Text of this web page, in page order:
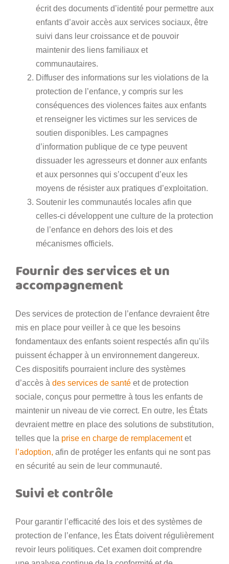
écrit des documents d’identité pour permettre aux
enfants d’avoir accès aux services sociaux, être
suivi dans leur croissance et de pouvoir
maintenir des liens familiaux et
communautaires.
Diffuser des informations sur les violations de la
protection de l’enfance, y compris sur les
conséquences des violences faites aux enfants
et renseigner les victimes sur les services de
soutien disponibles. Les campagnes
d’information publique de ce type peuvent
dissuader les agresseurs et donner aux enfants
et aux personnes qui s’occupent d’eux les
moyens de résister aux pratiques d’exploitation.
Soutenir les communautés locales afin que
celles-ci développent une culture de la protection
de l’enfance en dehors des lois et des
mécanismes officiels.
Fournir des services et un
accompagnement
Des services de protection de l’enfance devraient être
mis en place pour veiller à ce que les besoins
fondamentaux des enfants soient respectés afin qu’ils
puissent échapper à un environnement dangereux.
Ces dispositifs pourraient inclure des systèmes
d’accès à des services de santé et de protection
sociale, conçus pour permettre à tous les enfants de
maintenir un niveau de vie correct. En outre, les États
devraient mettre en place des solutions de substitution,
telles que la prise en charge de remplacementet
l’adoption, afin de protéger les enfants qui ne sont pas
en sécurité au sein de leur communauté.
Suivi et contrôle
Pour garantir l’efficacité des lois et des systèmes de
protection de l’enfance, les États doivent régulièrement
revoir leurs politiques. Cet examen doit comprendre